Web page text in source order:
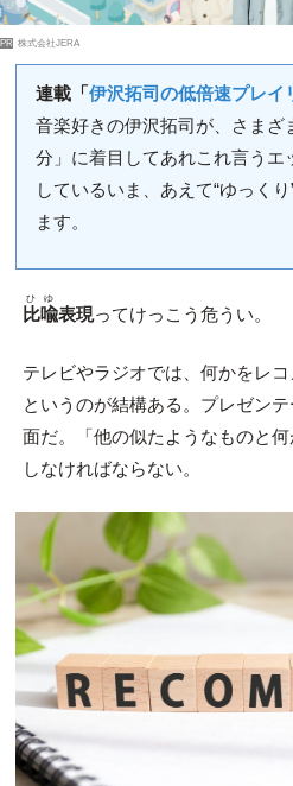
PR 株式会社JERA
連載「伊沢拓司の低倍速プレイ
音楽好きの伊沢拓司が、さまざ
分」に着目してあれこれ言うエ
しているいま、あえて“ゆっく
ます。
比喩
ひゆ
表現ってけっこう危うい。
テレビやラジオでは、何かをレ
というのが結構ある。プレゼン
面だ。「他の似たようなものと
しなければならない。